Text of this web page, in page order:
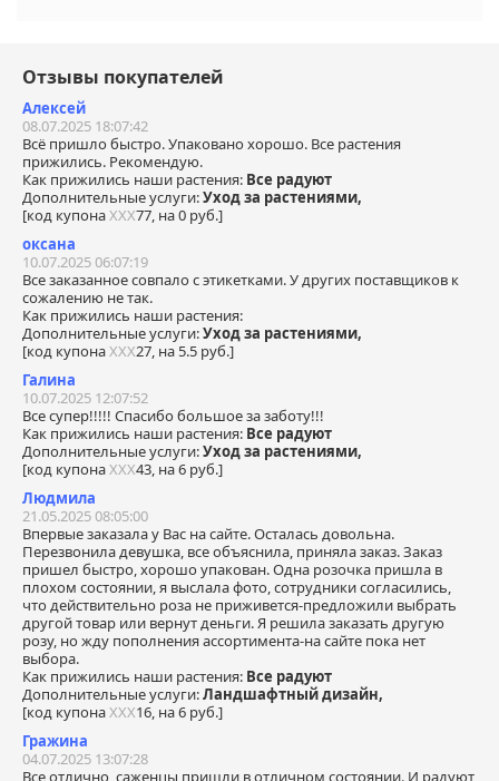
Отзывы покупателей
Алексей
08.07.2025 18:07:42
Всё пришло быстро. Упаковано хорошо. Все растения
прижились. Рекомендую.
Как прижились наши растения: Все радуют
Дополнительные услуги:Уход за растениями,
[код купонаХХХ77, на 0 руб.]
оксана
10.07.2025 06:07:19
Все заказанное совпало с этикетками. У других поставщиков к
сожалению не так.
Как прижились наши растения:
Дополнительные услуги:Уход за растениями,
[код купонаХХХ27, на 5.5 руб.]
Галина
10.07.2025 12:07:52
Все супер!!!!! Спасибо большое за заботу!!!
Как прижились наши растения: Все радуют
Дополнительные услуги:Уход за растениями,
[код купонаХХХ43, на 6 руб.]
Людмила
21.05.2025 08:05:00
Впервые заказала у Вас на сайте. Осталась довольна.
Перезвонила девушка, все объяснила, приняла заказ. Заказ
пришел быстро, хорошо упакован. Одна розочка пришла в
плохом состоянии, я выслала фото, сотрудники согласились,
что действительно роза не приживется-предложили выбрать
другой товар или вернут деньги. Я решила заказать другую
розу, но жду пополнения ассортимента-на сайте пока нет
выбора.
Как прижились наши растения: Все радуют
Дополнительные услуги:Ландшафтный дизайн,
[код купонаХХХ16, на 6 руб.]
Гражина
04.07.2025 13:07:28
Все отлично, саженцы пришли в отличном состоянии. И радуют